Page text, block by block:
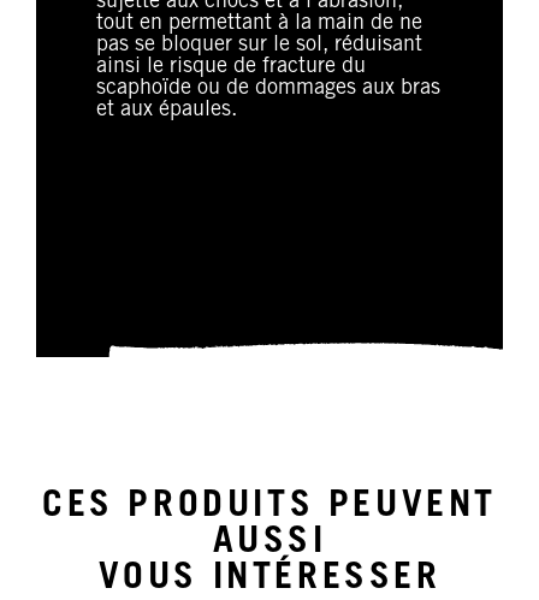
tout en permettant à la main de ne
pas se bloquer sur le sol, réduisant
ainsi le risque de fracture du
scaphoïde ou de dommages aux bras
et aux épaules.
CES PRODUITS PEUVENT
AUSSI
VOUS INTÉRESSER